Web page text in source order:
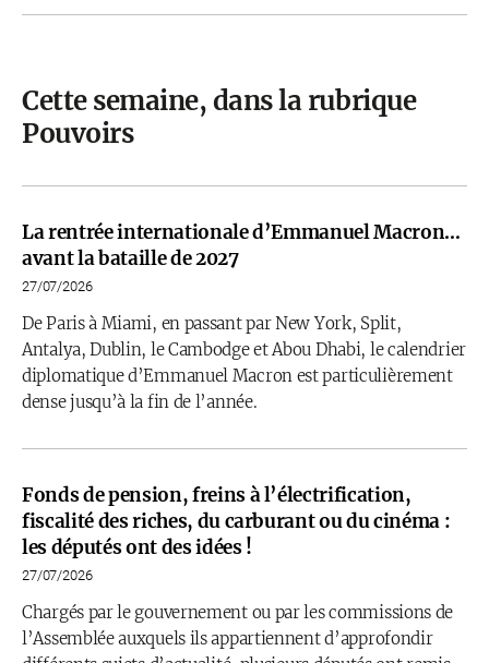
Cette semaine, dans la rubrique
Pouvoirs
La rentrée internationale d’Emmanuel Macron…
avant la bataille de 2027
27/07/2026
De Paris à Miami, en passant par New York, Split,
Antalya, Dublin, le Cambodge et Abou Dhabi, le calendrier
diplomatique d’Emmanuel Macron est particulièrement
dense jusqu’à la fin de l’année.
Fonds de pension, freins à l’électrification,
fiscalité des riches, du carburant ou du cinéma :
les députés ont des idées !
27/07/2026
Chargés par le gouvernement ou par les commissions de
l’Assemblée auxquels ils appartiennent d’approfondir